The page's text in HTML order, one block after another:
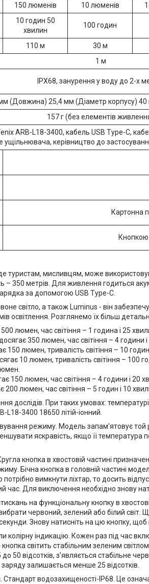
150 люменів 10 люменів
10 годин 50
хвилин
100 годин
110 м 30 м
1 м
IPX68, занурення у воду до 2-х
(Довжина) 25,4 мм (Діаметр корпусу) 40
157 г (без елементів
ARB-L18-3400, кабель USB Type-C,
ущільнювача, керівництво до
Картонна
Кнопкою
туристам, мисливцям, може
– 350 метрів. Для живлення годиться
за допомогою USB Type-C.
світло, а також Luminus - він
освітлення. Розглянемо їх більш
люмен, час світіння – 1 година і 25
350 люмен, час світіння – 4 години і
люмен, тривалість світіння – 10
10 люмен, тривалість світіння – 100
150 люмен, час світіння – 4 години і 20
люмен, час світіння – 5 годин і 10
дослідів. При таких умовах:
L18-3400 18650 літій-іонний.
режиму. Модель запам'ятовує
яскравість, якщо її температура
кнопка в хвостовій частині
Бічна кнопка в головній частині
вимкнути ліхтар, то досить
час. Для виключення необхідно знову
на функціональну кнопку в
червоний, зелений або білий
Знову натисніть на цю кнопку,
індикацію. Кожен раз під час
світить стабільним зеленим
відсотків, з'являється стабільне
залишається менше 25 відсотків.
Стандарт водозахищеності-IP68. Це